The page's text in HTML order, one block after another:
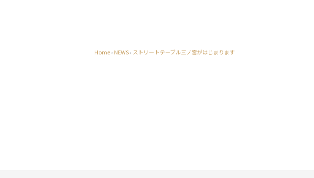
Home› NEWS› ストリートテーブル三ノ宮がはじまります